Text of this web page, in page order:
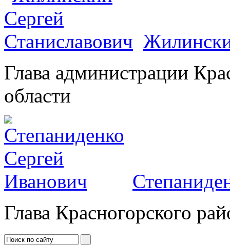
Глава администрации
области
Глава Красногорского